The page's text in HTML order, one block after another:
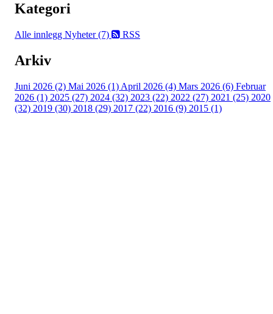
Kategori
Alle innlegg Nyheter (7) RSS
Arkiv
Juni 2026 (2) Mai 2026 (1) April 2026 (4) Mars 2026 (6) Februar
2026 (1) 2025 (27) 2024 (32) 2023 (22) 2022 (27) 2021 (25) 2020
(32) 2019 (30) 2018 (29) 2017 (22) 2016 (9) 2015 (1)